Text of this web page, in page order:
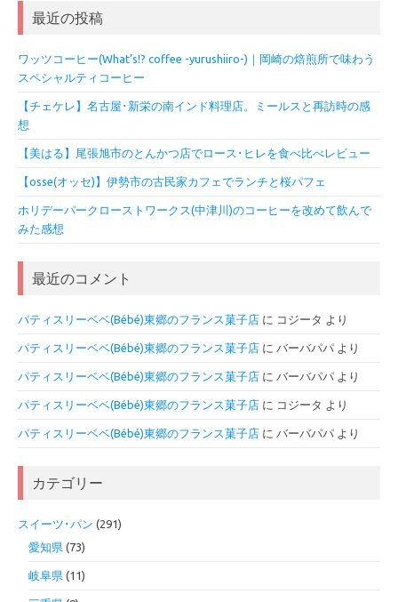
最近の投稿
ワッツコーヒー(What’s!? coffee -yurushiiro-)｜岡崎の焙煎所で味わう
スペシャルティコーヒー
【チェケレ】名古屋･新栄の南インド料理店。ミールスと再訪時の感
想
【美はる】尾張旭市のとんかつ店でロース･ヒレを食べ比べレビュー
【osse(オッセ)】伊勢市の古民家カフェでランチと桜パフェ
ホリデーパークローストワークス(中津川)のコーヒーを改めて飲んで
みた感想
最近のコメント
パティスリーベベ(Bébé)東郷のフランス菓子店 に コジータ より
パティスリーベベ(Bébé)東郷のフランス菓子店 に バーバパパ より
パティスリーベベ(Bébé)東郷のフランス菓子店 に バーバパパ より
パティスリーベベ(Bébé)東郷のフランス菓子店 に コジータ より
パティスリーベベ(Bébé)東郷のフランス菓子店 に バーバパパ より
カテゴリー
スイーツ･パン (291)
愛知県 (73)
岐阜県 (11)